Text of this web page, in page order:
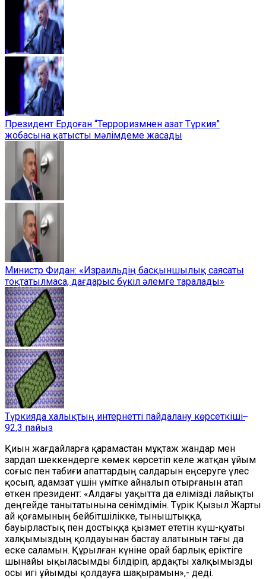
Президент Ердоған “Терроризмнен азат Түркия”
жобасына қатысты мәлімдеме жасады
Министр Фидан: «Израильдің басқыншылық саясаты
тоқтатылмаса, дағдарыс бүкіл әлемге таралады»
Түркияда халықтың интернетті пайдалану көрсеткіші ̶
92,3 пайыз
Қиын жағдайларға қарамастан мұқтаж жандар мен
зардап шеккендерге көмек көрсетіп келе жатқан ұйым
соғыс пен табиғи апаттардың салдарын еңсеруге үлес
қосып, адамзат үшін үмітке айналып отырғанын атап
өткен президент: «Алдағы уақытта да елімізді лайықты
деңгейде танытатынына сенімдімін. Түрік Қызыл Жарты
ай қоғамының бейбітшілікке, тыныштыққа,
бауырластық пен достыққа қызмет ететін күш-қуаты
халқымыздың қолдауынан бастау алатынын тағы да
еске саламын. Құрылған күніне орай барлық еріктіге
шынайы ықыласымды білдіріп, ардақты халқымызды
осы игі ұйымды қолдауға шақырамын»,- деді.